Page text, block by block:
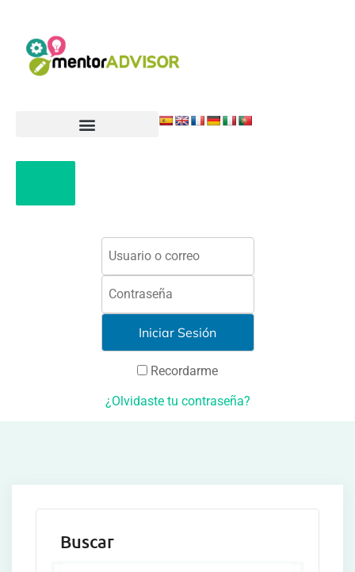
Recordarme
¿Olvidaste tu contraseña?
Buscar